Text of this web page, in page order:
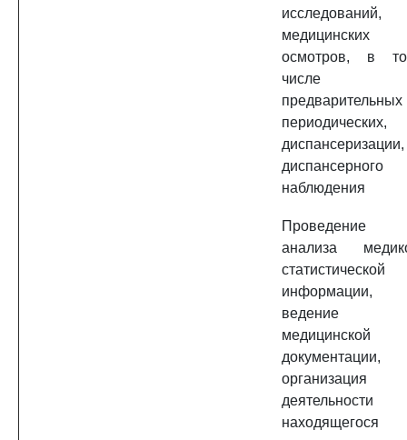
исследований,
медицинских
осмотров, в
числе
периодических,
диспансеризации,
диспансерного
наблюдения
Проведение
анализа
статистической
информации,
ведение
медицинской
документации,
организация
деятельности
находящегося